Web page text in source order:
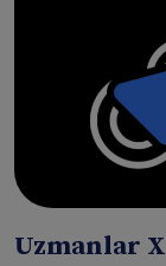
Uzmanlar